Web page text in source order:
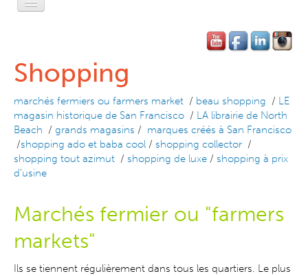
L'Esprit Privé
L'Esprit Léger
L'Esprit Libre
L'Esprit Pratique
L'Esprit SF
Contact-Réservation
Shopping
marchés fermiers ou farmers market / beau shopping / LE
magasin historique de San Francisco / LA librairie de North
Beach / grands magasins / marques créés à San Francisco
/shopping ado et baba cool / shopping collector /
shopping tout azimut / shopping de luxe / shopping à prix
d’usine
Marchés fermier ou "farmers
markets"
Ils se tiennent régulièrement dans tous les quartiers. Le plus